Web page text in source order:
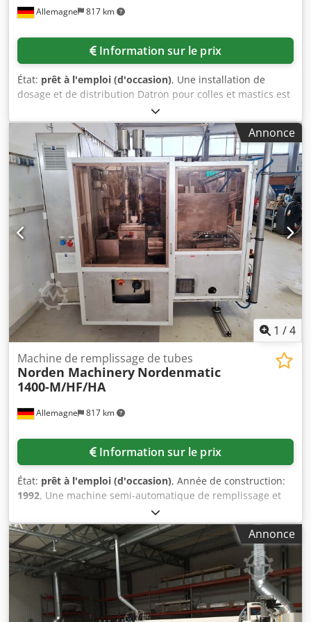
Allemagne 817 km
Information sur le prix
État: prêt à l'emploi (d'occasion), Une installation de
dosage et de distribution Datron pour colles et mastics est
disponible. Construction : structure portique,
entraînement Y : double, course X/Y/Z :
520mm/650mm/240mm, passage sous portique : 200mm,
vitesse de dosage et de positionnement : 16m/min,
répétabilité : +/-0,02mm. Dimensions de la machine X/Y/Z :
env. 1300mm/1300mm/1950mm, poids : env. 600kg.
Documentation disponible. Une visite sur site est possible.
Credpfeyh Nwkox Ahmjf
Annonce
1 /4
Allemagne 817 km
Machine de remplissage de tubes
Norden Machinery Nordenmatic
1400-M/HF/HA
Information sur le prix
État: prêt à l'emploi (d'occasion), Année de construction:
1992, Une machine semi-automatique de remplissage et
de fermeture de tubes Norden Machinery avec trémie et
basculeur sous vide est disponible. Plage de volume de
remplissage : 1ml-300ml, volume du réservoir : 90l,
capacité de remplissage : env. 140 tubes/min, dimensions
de la machine (L/l/H) : env. 2500mm/1400mm/2400mm,
poids : env. 3300kg. Documentation disponible. Une visite
sur place est possible. Crsdpfxoxn Aagj Ahmof
Annonce